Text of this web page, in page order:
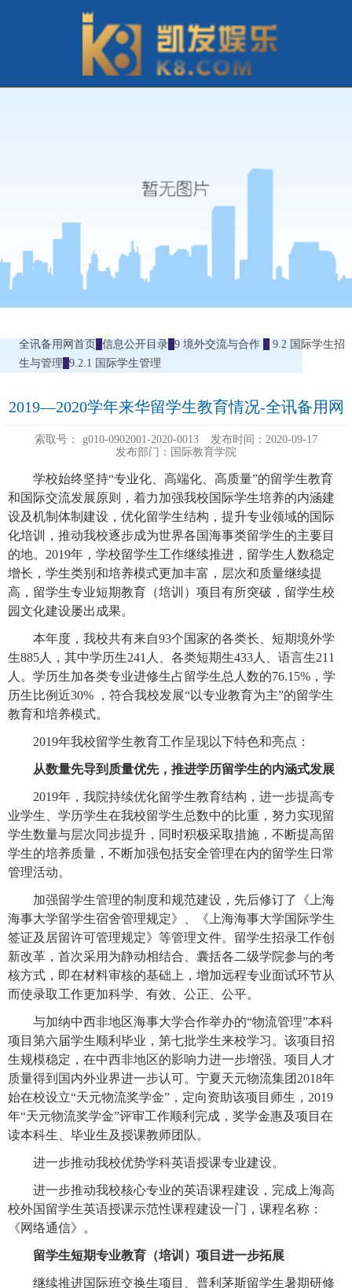
全讯备用网首页 信息公开目录 9 境外交流与合作
9.2 国际学生招
生与管理 9.2.1 国际学生管理
2019—2020学年来华留学生教育情况-全讯备用网
索取号： g010-0902001-2020-0013
发布时间：2020-09-17
发布部门：国际教育学院
学校始终坚持“专业化、高端化、高质量”的留学生教育
和国际交流发展原则，着力加强我校国际学生培养的内涵建
设及机制体制建设，优化留学生结构，提升专业领域的国际
化培训，推动我校逐步成为世界各国海事类留学生的主要目
的地。2019年，学校留学生工作继续推进，留学生人数稳定
增长，学生类别和培养模式更加丰富，层次和质量继续提
高，留学生专业短期教育（培训）项目有所突破，留学生校
园文化建设屡出成果。
本年度，我校共有来自93个国家的各类长、短期境外学
生885人，其中学历生241人、各类短期生433人、语言生211
人。学历生加各类专业进修生占留学生总人数的76.15%，学
历生比例近30% ，符合我校发展“以专业教育为主”的留学生
教育和培养模式。
2019年我校留学生教育工作呈现以下特色和亮点：
从数量先导到质量优先，推进学历留学生的内涵式发展
2019年，我院持续优化留学生教育结构，进一步提高专
业学生、学历学生在我校留学生总数中的比重，努力实现留
学生数量与层次同步提升，同时积极采取措施，不断提高留
学生的培养质量，不断加强包括安全管理在内的留学生日常
管理活动。
加强留学生管理的制度和规范建设，先后修订了《上海
海事大学留学生宿舍管理规定》、《上海海事大学国际学生
签证及居留许可管理规定》等管理文件。留学生招录工作创
新改革，首次采用为静动相结合、囊括各二级学院参与的考
核方式，即在材料审核的基础上，增加远程专业面试环节从
而使录取工作更加科学、有效、公正、公平。
与加纳中西非地区海事大学合作举办的“物流管理”本科
项目第六届学生顺利毕业， 第七批学生来校学习。 该项目招
生规模稳定，在中西非地区的影响力进一步增强。项目人才
质量得到国内外业界进一步认可。宁夏天元物流集团2018年
始在校设立“天元物流奖学金”，定向资助该项目师生，2019
年“天元物流奖学金”评审工作顺利完成，奖学金惠及项目在
读本科生、毕业生及授课教师团队。
进一步推动我校优势学科英语授课专业建设。
进一步推动我校核心专业的英语课程建设，完成上海高
校外国留学生英语授课示范性课程建设一门，课程名称：
《网络通信》。
留学生短期专业教育（培训）项目进一步拓展
继续推进国际班交换生项目、普利茅斯留学生暑期研修